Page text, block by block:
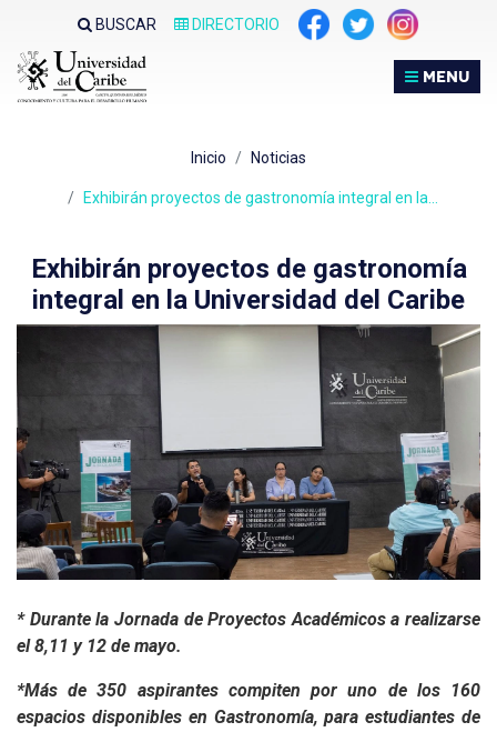
sitio
web
BUSCAR DIRECTORIO
MENU
Inicio Noticias
Exhibirán proyectos de gastronomía integral en la…
Exhibirán proyectos de gastronomía
integral en la Universidad del Caribe
* Durante la Jornada de Proyectos Académicos a realizarse
el 8,11 y 12 de mayo.
*Más de 350 aspirantes compiten por uno de los 160
espacios disponibles en Gastronomía, para estudiantes de